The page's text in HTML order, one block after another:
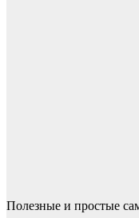
Полезные и простые